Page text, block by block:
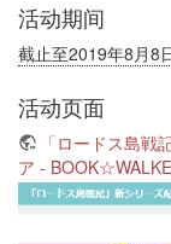
活动期间
截止至2019年8月8
活动页面
「ロードス島戦
ア -